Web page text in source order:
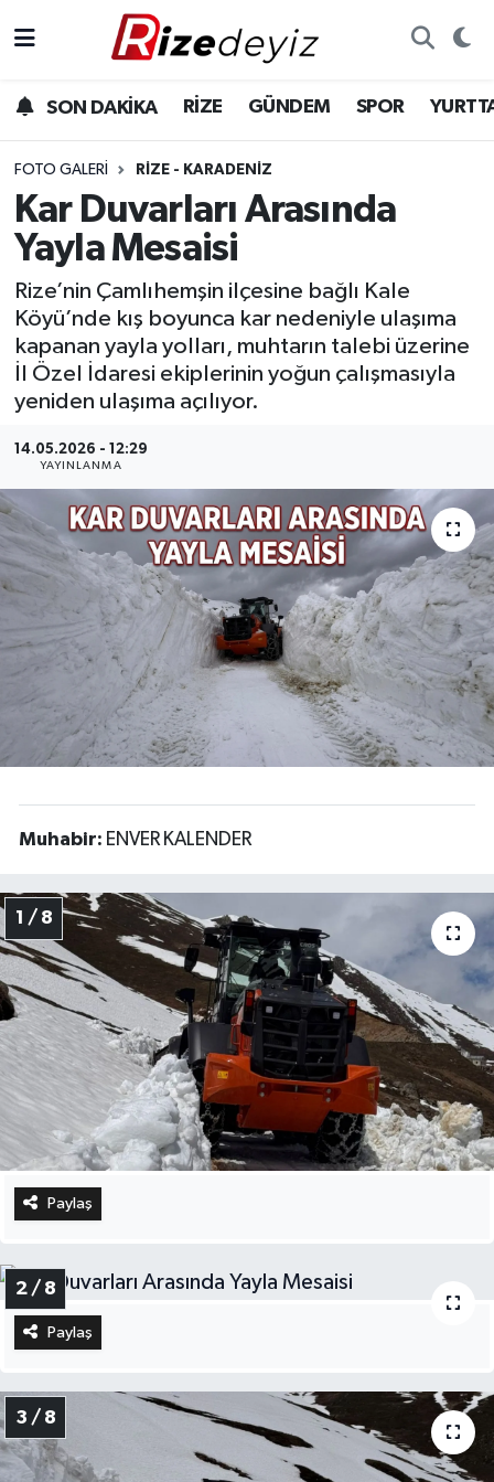
SON DAKİKA RİZE GÜNDEM SPOR
FOTO GALERI RIZE - KARADENIZ
Kar Duvarları Arasında
Yayla Mesaisi
Rize’nin Çamlıhemşin ilçesine bağlı Kale
Köyü’nde kış boyunca kar nedeniyle ulaşıma
kapanan yayla yolları, muhtarın talebi üzerine
İl Özel İdaresi ekiplerinin yoğun çalışmasıyla
yeniden ulaşıma açılıyor.
14.05.2026 - 12:29
YAYINLANMA
Muhabir: ENVER KALENDER
1 / 8
Paylaş
2 / 8
Paylaş
3 / 8
Gündem
Yurttan Haberler
Ekonomi
Teknoloji
Sağlık
Rize Hava Durumu
Rize Trafik Yoğunluk Haritası
Süper Lig Puan Durumu ve Fikstür
Tüm Manşetler
Son Dakika Haberleri